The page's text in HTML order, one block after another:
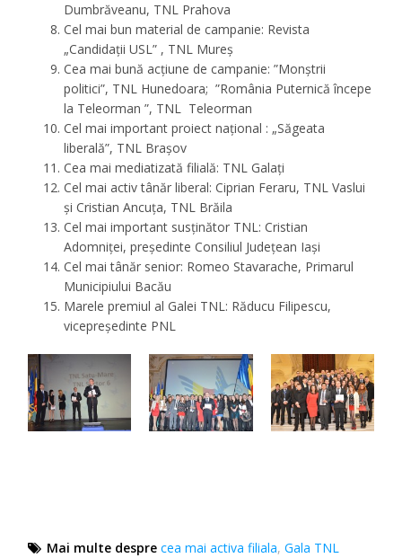
Dumbrăveanu, TNL Prahova
Cel mai bun material de campanie: Revista
„Candidații USL” , TNL Mureș
Cea mai bună acțiune de campanie: ”Monștrii
politici”, TNL Hunedoara; ”România Puternică începe
la Teleorman ”, TNL Teleorman
Cel mai important proiect național : „Săgeata
liberală”, TNL Brașov
Cea mai mediatizată filială: TNL Galați
Cel mai activ tânăr liberal: Ciprian Feraru, TNL Vaslui
și Cristian Ancuța, TNL Brăila
Cel mai important susținător TNL: Cristian
Adomniței, președinte Consiliul Județean Iași
Cel mai tânăr senior: Romeo Stavarache, Primarul
Municipiului Bacău
Marele premiul al Galei TNL: Răducu Filipescu,
vicepreședinte PNL
Mai multe despre cea mai activa filiala,Gala TNL